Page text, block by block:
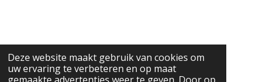
Deze website maakt gebruik van cookies om
uw ervaring te verbeteren en op maat